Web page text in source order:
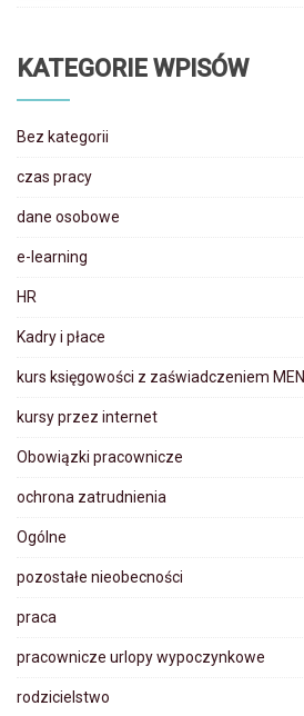
KATEGORIE WPISÓW
Bez kategorii
czas pracy
dane osobowe
e-learning
HR
Kadry i płace
kurs księgowości z zaświadczeniem MEN
kursy przez internet
Obowiązki pracownicze
ochrona zatrudnienia
Ogólne
pozostałe nieobecności
praca
pracownicze urlopy wypoczynkowe
rodzicielstwo